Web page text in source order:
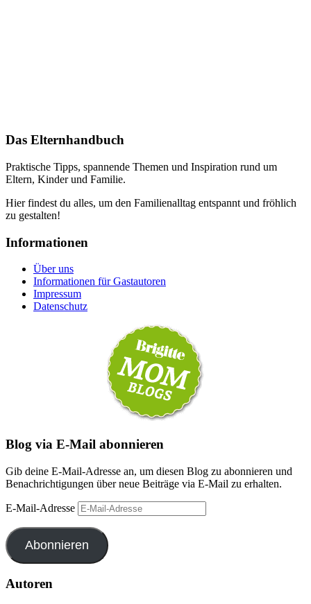
Das Elternhandbuch
Praktische Tipps, spannende Themen und Inspiration rund um
Eltern, Kinder und Familie.
Hier findest du alles, um den Familienalltag entspannt und fröhlich
zu gestalten!
Informationen
Über uns
Informationen für Gastautoren
Impressum
Datenschutz
Blog via E-Mail abonnieren
Gib deine E-Mail-Adresse an, um diesen Blog zu abonnieren und
Benachrichtigungen über neue Beiträge via E-Mail zu erhalten.
E-Mail-Adresse
Abonnieren
Autoren